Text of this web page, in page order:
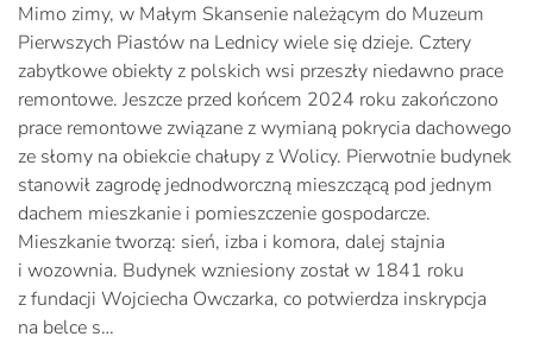
Mimo zimy, w Małym Skansenie należącym do Muzeum
Pierwszych Piastów na Lednicy wiele się dzieje. Cztery
zabytkowe obiekty z polskich wsi przeszły niedawno prace
remontowe. Jeszcze przed końcem 2024 roku zakończono
prace remontowe związane z wymianą pokrycia dachowego
ze słomy na obiekcie chałupy z Wolicy. Pierwotnie budynek
stanowił zagrodę jednodworczną mieszczącą pod jednym
dachem mieszkanie i pomieszczenie gospodarcze.
Mieszkanie tworzą: sień, izba i komora, dalej stajnia
i wozownia. Budynek wzniesiony został w 1841 roku
z fundacji Wojciecha Owczarka, co potwierdza inskrypcja
na belce s…